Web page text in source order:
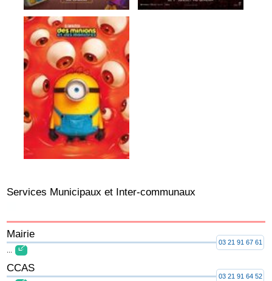
Services Municipaux et Inter-communaux
Mairie
...
03 21 91 67 61
CCAS
03 21 91 64 52